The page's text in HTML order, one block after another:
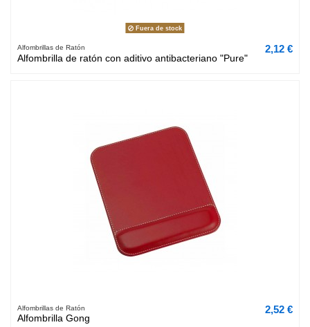
Fuera de stock
Alfombrillas de Ratón
Alfombrilla de ratón con aditivo antibacteriano "Pure"
2,12 €
Alfombrillas de Ratón
Alfombrilla Gong
2,52 €